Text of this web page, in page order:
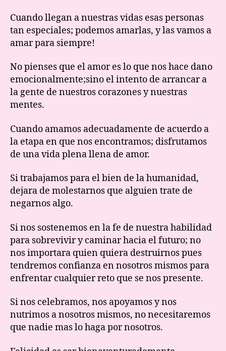
Cuando llegan a nuestras vidas esas personas
tan especiales; podemos amarlas, y las vamos a
amar para siempre!
No pienses que el amor es lo que nos hace dano
emocionalmente;sino el intento de arrancar a
la gente de nuestros corazones y nuestras
mentes.
Cuando amamos adecuadamente de acuerdo a
la etapa en que nos encontramos; disfrutamos
de una vida plena llena de amor.
Si trabajamos para el bien de la humanidad,
dejara de molestarnos que alguien trate de
negarnos algo.
Si nos sostenemos en la fe de nuestra habilidad
para sobrevivir y caminar hacia el futuro; no
nos importara quien quiera destruirnos pues
tendremos confianza en nosotros mismos para
enfrentar cualquier reto que se nos presente.
Si nos celebramos, nos apoyamos y nos
nutrimos a nosotros mismos, no necesitaremos
que nadie mas lo haga por nosotros.